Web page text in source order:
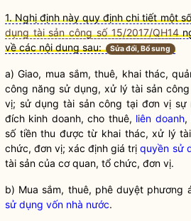
1. Nghị định này quy định chi tiết một
dụng tài sản công số 15/2017/QH14
về các nội dung sau:
Sửa đổi, Bổ sung
a) Giao, mua sắm, thuê, khai thác,
công năng sử dụng, xử lý tài sản công
vị; sử dụng tài sản công tại đơn vị sự
đích kinh doanh, cho thuê, liên doanh,
số tiền thu được từ khai thác, xử lý
chức, đơn vị; xác định giá trịquyền sử
tài sản của cơ quan, tổ chức, đơn vị.
b) Mua sắm, thuê, phê duyệt phương
sử dụng vốn nhà nước.